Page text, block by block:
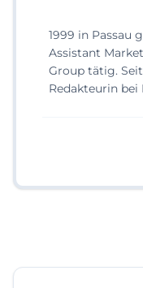
1999 in Passau
Assistant
Group tätig.
Redakteurin bei